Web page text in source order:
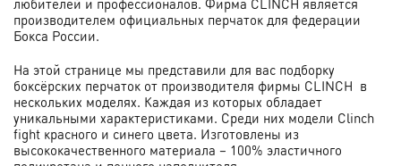
любителей и профессионалов. Фирма CLINCH является
производителем официальных перчаток для федерации
Бокса России.
На этой странице мы представили для вас подборку
боксёрских перчаток от производителя фирмы CLINCH в
нескольких моделях. Каждая из которых обладает
уникальными характеристиками. Среди них модели Clinch
fight красного и синего цвета. Изготовлены из
высококачественного материала – 100% эластичного